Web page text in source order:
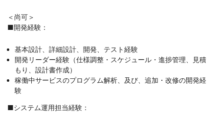
＜尚可＞
■開発経験：
基本設計、詳細設計、開発、テスト経験
開発リーダー経験（仕様調整・スケジュール・進捗管理、見積
もり、設計書作成）
稼働中サービスのプログラム解析、及び、追加・改修の開発経
験
■システム運用担当経験：